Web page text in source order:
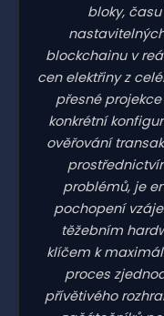
bloky,
blockchainu v
cen elektřiny z
přesné
konkrétní
ověřování
problémů, je
pochopení
těžebním
klíčem k
proces
přívětivého